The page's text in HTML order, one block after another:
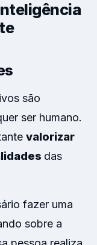
são
ser humano.
valorizar
das
fazer uma
sobre a